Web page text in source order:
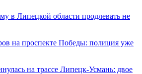
в Липецкой области продлевать не
на проспекте Победы: полиция уже
на трассе Липецк-Усмань: двое